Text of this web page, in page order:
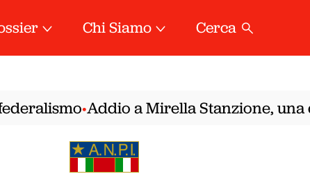
Chi Siamo Cerca
•Addio a Mirella Stanzione, una